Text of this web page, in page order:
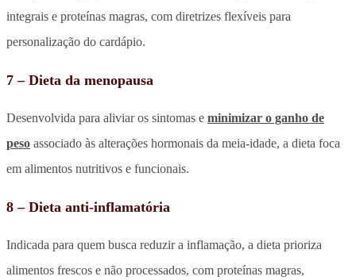
integrais e proteínas magras, com diretrizes flexíveis para
personalização do cardápio.
7 – Dieta da menopausa
Desenvolvida para aliviar os sintomas e minimizar o ganho de
peso associado às alterações hormonais da meia-idade, a dieta foca
em alimentos nutritivos e funcionais.
8 – Dieta anti-inflamatória
Indicada para quem busca reduzir a inflamação, a dieta prioriza
alimentos frescos e não processados, com proteínas magras,